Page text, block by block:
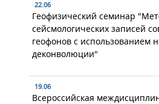
22.06
Геофизический семинар
сейсмологических записей
геофонов с использованием
деконволюции"
19.06
Всероссийская